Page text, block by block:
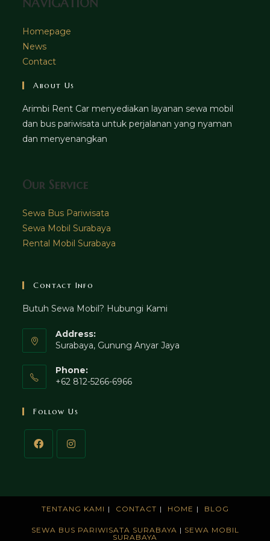
NAVIGATION
Homepage
News
Contact
About Us
Arimbi Rent Car menyediakan layanan sewa mobil
dan bus pariwisata untuk perjalanan yang nyaman
dan menyenangkan
Our Service
Sewa Bus Pariwisata
Sewa Mobil Surabaya
Rental Mobil Surabaya
Contact Info
Butuh Sewa Mobil? Hubungi Kami
Address:
Surabaya, Gunung Anyar Jaya
Phone:
+62 812-5266-6966
Follow Us
TENTANG KAMI CONTACT HOME BLOG
SEWA BUS PARIWISATA SURABAYA | SEWA MOBIL
SURABAYA